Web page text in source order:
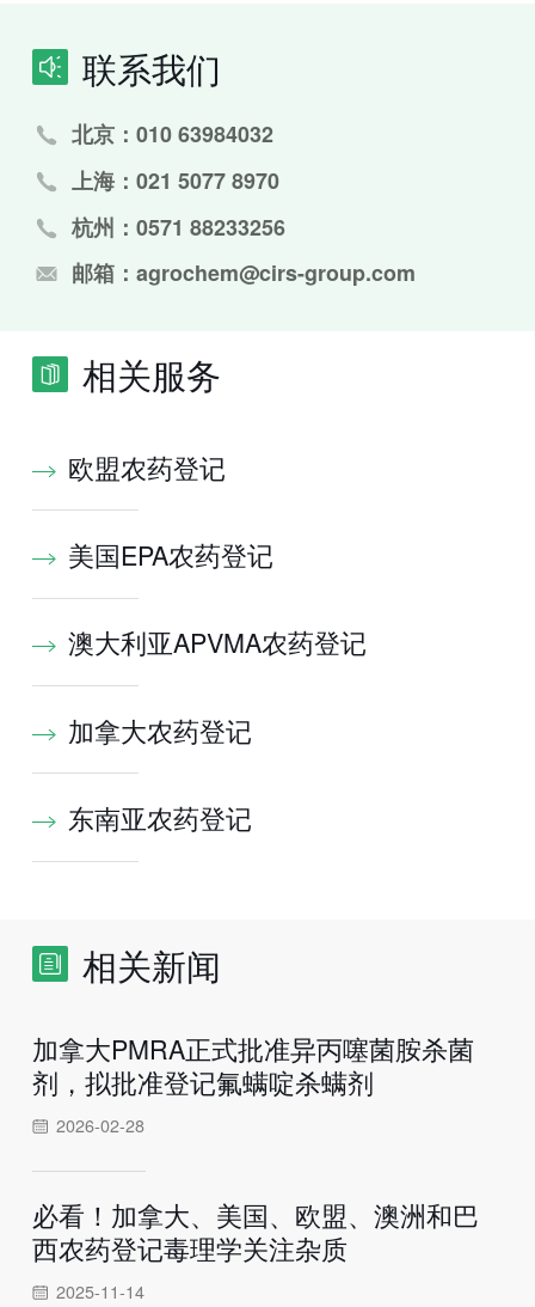
联系我们
北京：010 63984032
上海：021 5077 8970
杭州：0571 88233256
邮箱：agrochem@cirs-group.com
相关服务
欧盟农药登记
美国EPA农药登记
澳大利亚APVMA农药登记
加拿大农药登记
东南亚农药登记
相关新闻
加拿大PMRA正式批准异丙噻菌胺杀菌
剂，拟批准登记氟螨啶杀螨剂
2026-02-28
必看！加拿大、美国、欧盟、澳洲和巴
西农药登记毒理学关注杂质
2025-11-14